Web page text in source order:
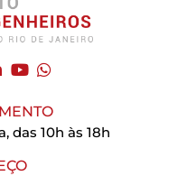
das 10h às 18h